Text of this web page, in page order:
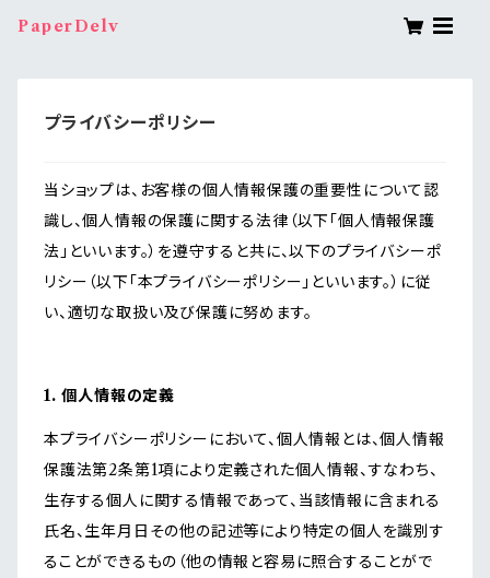
PaperDelv
プライバシーポリシー
当ショップは、お客様の個人情報保護の重要性について認
識し、個人情報の保護に関する法律（以下「個人情報保護
法」といいます。）を遵守すると共に、以下のプライバシーポ
リシー（以下「本プライバシーポリシー」といいます。）に従
い、適切な取扱い及び保護に努めます。
1. 個人情報の定義
本プライバシーポリシーにおいて、個人情報とは、個人情報
保護法第2条第1項により定義された個人情報、すなわち、
生存する個人に関する情報であって、当該情報に含まれる
氏名、生年月日その他の記述等により特定の個人を識別す
ることができるもの（他の情報と容易に照合することがで